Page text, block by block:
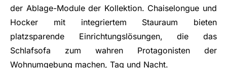
der Ablage-Module der Kollektion. Chaiselongue und
Hocker mit integriertem Stauraum bieten
platzsparende Einrichtungslösungen, die das
Schlafsofa zum wahren Protagonisten der
Wohnumgebung machen, Tag und Nacht.